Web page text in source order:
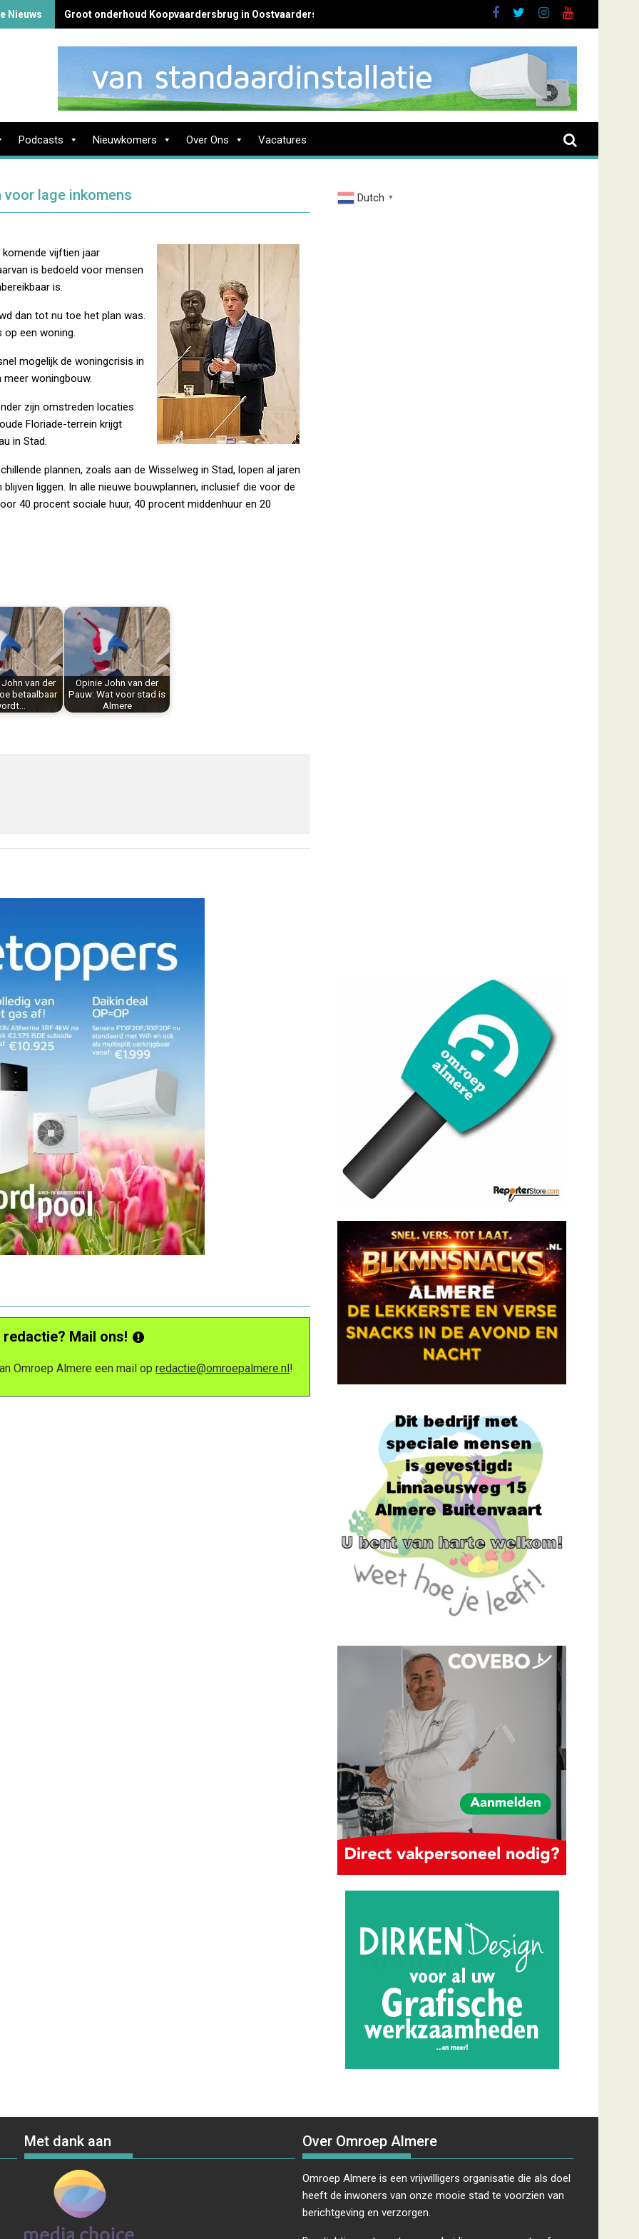
Nieuws Groot onderhoud Koopvaardersbrug in Oostvaardersbuurt
Podcasts Nieuwkomers Over Ons Vacatures
lage inkomens
vijftien jaar
is bedoeld voor mensen
is.
dan tot nu toe het plan was.
op een woning.
mogelijk de woningcrisis in
woningbouw.
zijn omstreden locaties
Floriade-terrein krijgt
in Stad.
plannen, zoals aan de Wisselweg in Stad, lopen al jaren
liggen. In alle nieuwe bouwplannen, inclusief die voor de
40 procent sociale huur, 40 procent middenhuur en 20
van der
betaalbaar
Opinie John van der
Pauw: Wat voor stad is
Almere
Mail ons!
Omroep Almere een mail opredactie@omroepalmere.nl!
Dutch ▼
Met dank aan Over Omroep Almere
Omroep Almere is een vrijwilligers organisatie die als doel
heeft de inwoners van onze mooie stad te voorzien van
berichtgeving en verzorgen.